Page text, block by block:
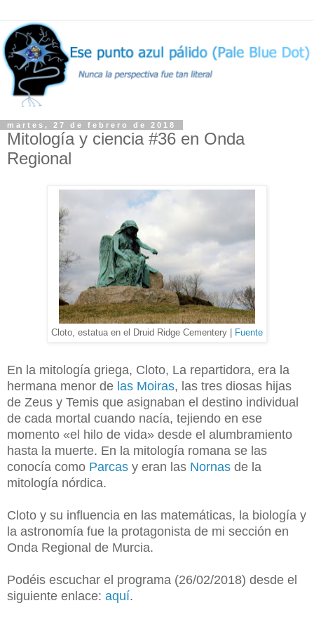
martes, 27 de febrero de 2018
Mitología y ciencia #36 en Onda
Regional
Cloto, estatua en el Druid Ridge Cementery | Fuente
En la mitología griega, Cloto, La repartidora, era la
hermana menor de las Moiras, las tres diosas hijas
de Zeus y Temis que asignaban el destino individual
de cada mortal cuando nacía, tejiendo en ese
momento «el hilo de vida» desde el alumbramiento
hasta la muerte. En la mitología romana se las
conocía como Parcas y eran las Nornas de la
mitología nórdica.
Cloto y su influencia en las matemáticas, la biología y
la astronomía fue la protagonista de mi sección en
Onda Regional de Murcia.
Podéis escuchar el programa (26/02/2018) desde el
siguiente enlace: aquí.